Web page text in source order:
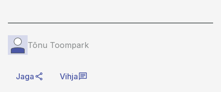
Tõnu Toompark
Jaga Vihja